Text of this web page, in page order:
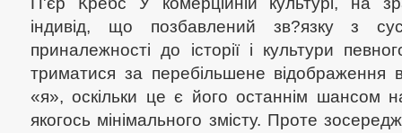
індивід, що позбавлений зв?язку з
приналежності до історії і культури
триматися за перебільшене відображення
«я», оскільки це є його останнім шансом
якогось мінімального змісту. Проте